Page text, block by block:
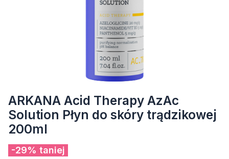
ARKANA Acid Therapy AzAc
Solution Płyn do skóry trądzikowej
200ml
-29% taniej